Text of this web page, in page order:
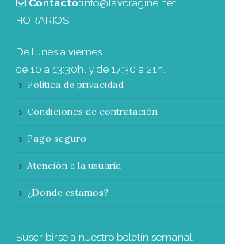
Contacto:info@lavoragine.net
HORARIOS
De lunes a viernes
de 10 a 13:30h. y de 17:30 a 21h.
Política de privacidad
Condiciones de contratación
Pago seguro
Atención a la usuaria
¿Donde estamos?
Suscribirse a nuestro boletín semanal